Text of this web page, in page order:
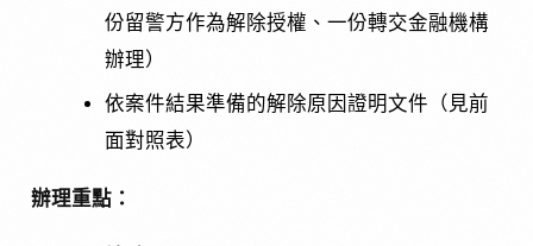
份留警方作為解除授權、一份轉交金融機構
辦理）
依案件結果準備的解除原因證明文件（見前
面對照表）
辦理重點：